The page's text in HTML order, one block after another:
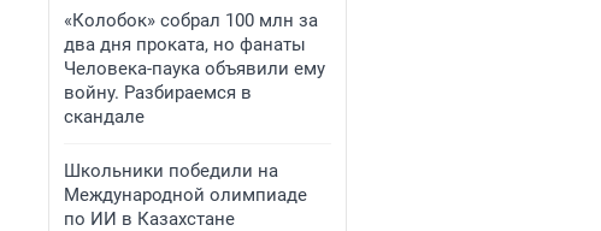
«Колобок» собрал 100 млн за
два дня проката, но фанаты
Человека-паука объявили ему
войну. Разбираемся в
скандале
Школьники победили на
Международной олимпиаде
по ИИ в Казахстане